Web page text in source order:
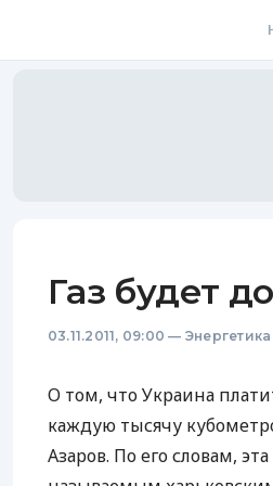
Газ будет
03.11.2011, 09:00 — Энергетика
О том, что Украина
каждую тысячу
Азаров. По его словам,